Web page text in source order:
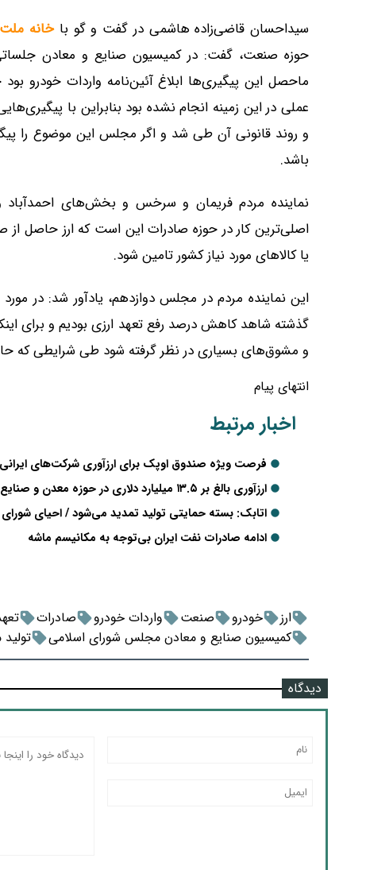
سیداحسان قاضی‌زاده هاشمی در گفت و گو باخانه ملت
حوزه صنعت، گفت: در کمیسیون صنایع و معادن
عملی در این زمینه انجام نشده بود بنابراین با
و روند قانونی آن طی شد و اگر مجلس این موضوع را
باشد.
نماینده مردم فریمان و سرخس و بخش‌های
اصلی‌ترین کار در حوزه صادرات این است که ارز حاصل از
یا کالاهای مورد نیاز کشور تامین شود.
این نماینده مردم در مجلس دوازدهم، یادآور شد: در
گذشته شاهد کاهش درصد رفع تعهد ارزی بودیم و برای
و مشوق‌های بسیاری در نظر گرفته شود طی شرایطی که
انتهای پیام
اخبار مرتبط
فرصت ویژه صندوق اوپک برای ارزآوری شرکت‌های ایرانی
ارزآوری بالغ بر ۱۳.۵ میلیارد دلاری در حوزه معدن و صنایع معدنی
اتابک: بسته حمایتی تولید تمدید می‌شود / احیای
ادامه صادرات نفت ایران بی‌توجه به مکانیسم ماشه
ارز خودرو صنعت واردات خودرو صادرات
کمیسیون صنایع و معادن مجلس شورای اسلامی
دیدگاه